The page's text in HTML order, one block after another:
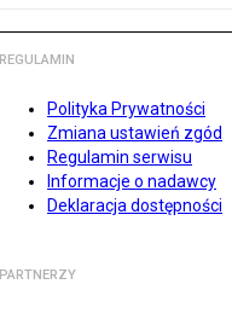
REGULAMIN
Polityka Prywatności
Zmiana ustawień zgód
Regulamin serwisu
Informacje o nadawcy
Deklaracja dostępności
PARTNERZY